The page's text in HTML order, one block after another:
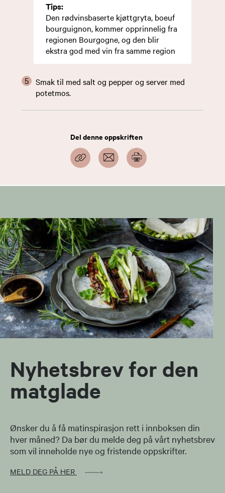
Tips:
Den rødvinsbaserte kjøttgryta, boeuf
bourguignon, kommer opprinnelig fra
regionen Bourgogne, og den blir
ekstra god med vin fra samme region
Smak til med salt og pepper og server med
potetmos.
Del denne oppskriften
Nyhetsbrev for den
matglade
Ønsker du å få matinspirasjon rett i innboksen din
hver måned? Da bør du melde deg på vårt nyhetsbrev
som vil inneholde nye og fristende oppskrifter.
MELD DEG PÅ HER